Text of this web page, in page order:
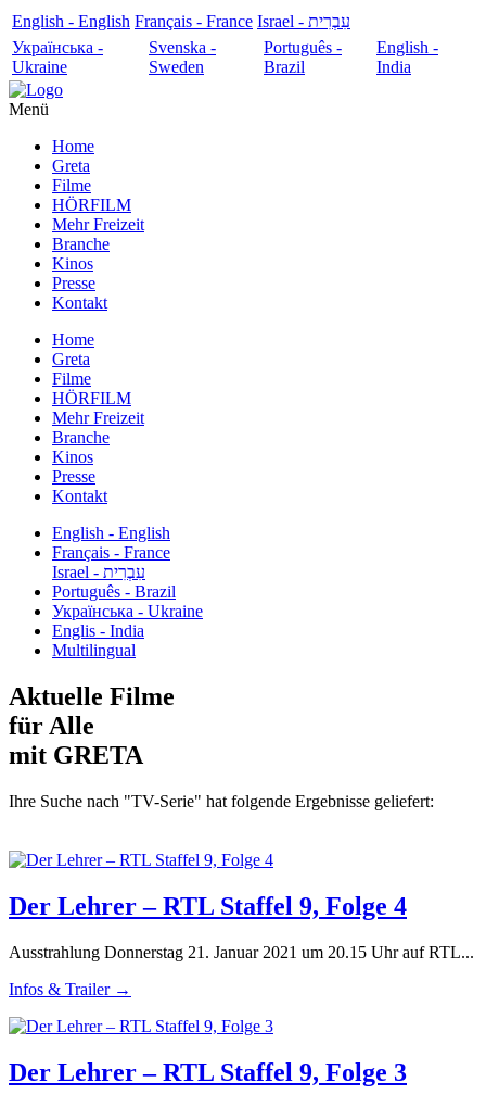
English - English Français - France
עִבְרִית - Israel
Українська -
Ukraine
Svenska -
Sweden
Português -
Brazil
English -
India
Menü
Home
Greta
Filme
HÖRFILM
Mehr Freizeit
Branche
Kinos
Presse
Kontakt
Home
Greta
Filme
HÖRFILM
Mehr Freizeit
Branche
Kinos
Presse
Kontakt
English - English
Français - France
עִבְרִית - Israel
Português - Brazil
Українська - Ukraine
Englis - India
Multilingual
Aktuelle Filme
für Alle
mit GRETA
Ihre Suche nach "TV-Serie" hat folgende Ergebnisse geliefert:
Der Lehrer – RTL Staffel 9, Folge 4
Ausstrahlung Donnerstag 21. Januar 2021 um 20.15 Uhr auf RTL...
Infos & Trailer →
Der Lehrer – RTL Staffel 9, Folge 3